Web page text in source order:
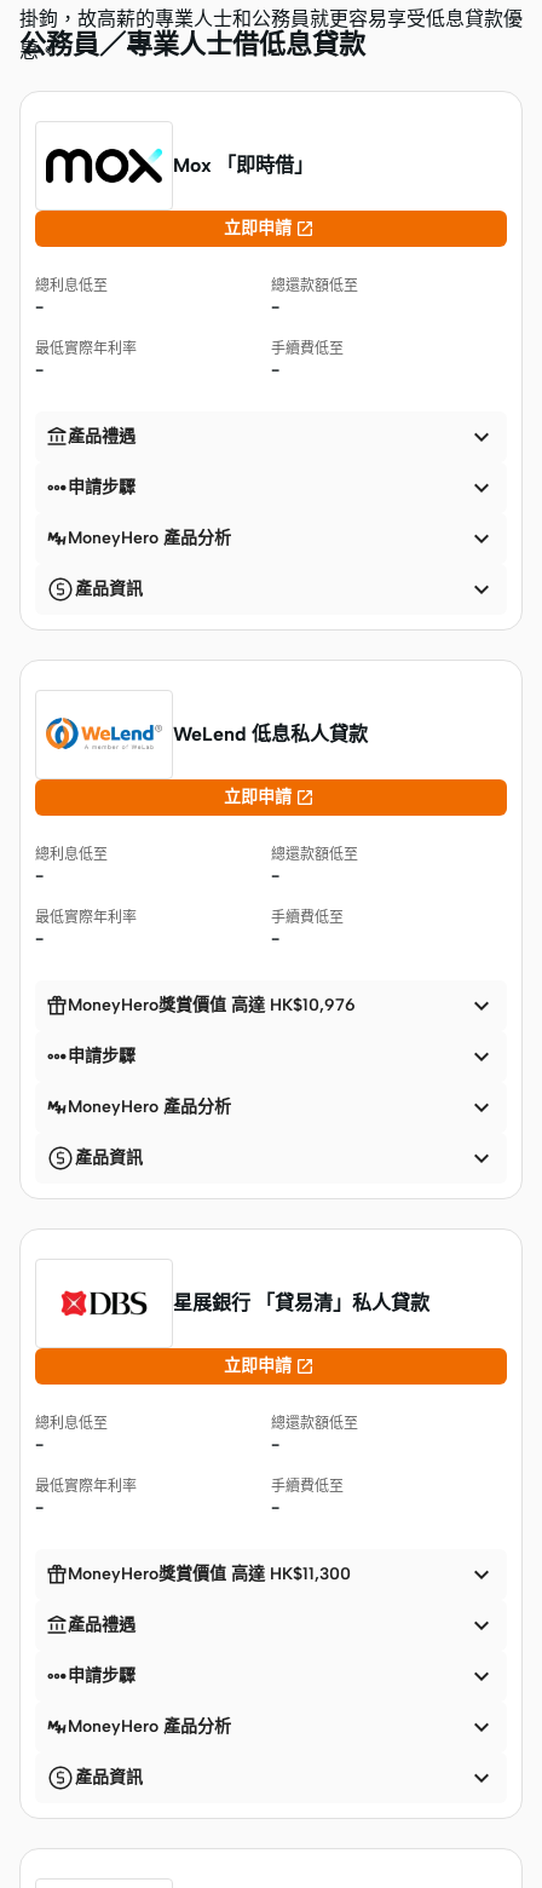
掛鉤，故高薪的專業人士和公務員就更容易享受低息貸款優
惠。
公務員／專業人士借低息貸款
Mox 「即時借」
立即申請 
總利息低至
-
總還款額低至
-
最低實際年利率
-
手續費低至
-
產品禮遇 
申請步驟 
MoneyHero 產品分析 
產品資訊 
WeLend 低息私人貸款
立即申請 
總利息低至
-
總還款額低至
-
最低實際年利率
-
手續費低至
-
MoneyHero獎賞價值 高達 HK$10,976 
申請步驟 
MoneyHero 產品分析 
產品資訊 
星展銀行 「貸易清」私人貸款
立即申請 
總利息低至
-
總還款額低至
-
最低實際年利率
-
手續費低至
-
MoneyHero獎賞價值 高達 HK$11,300 
產品禮遇 
申請步驟 
MoneyHero 產品分析 
產品資訊 